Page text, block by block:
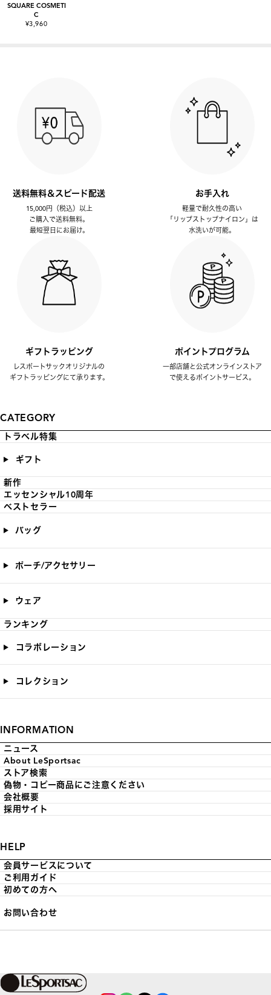
SQUARE COSMETI
C
¥3,960
送料無料＆スピード配送
15,000円（税込）以上
ご購入で送料無料。
最短翌日にお届け。
お手入れ
軽量で耐久性の高い
「リップストップナイロン」は
水洗いが可能。
ギフトラッピング
レスポートサックオリジナルの
ギフトラッピングにて承ります。
ポイントプログラム
一部店舗と公式オンラインストア
で使えるポイントサービス。
CATEGORY
トラベル特集
ギフト
新作
エッセンシャル10周年
ベストセラー
バッグ
ポーチ/アクセサリー
ウェア
ランキング
コラボレーション
コレクション
INFORMATION
ニュース
About LeSportsac
ストア検索
偽物・コピー商品にご注意ください
会社概要
採用サイト
HELP
会員サービスについて
ご利用ガイド
初めての方へ
お問い合わせ